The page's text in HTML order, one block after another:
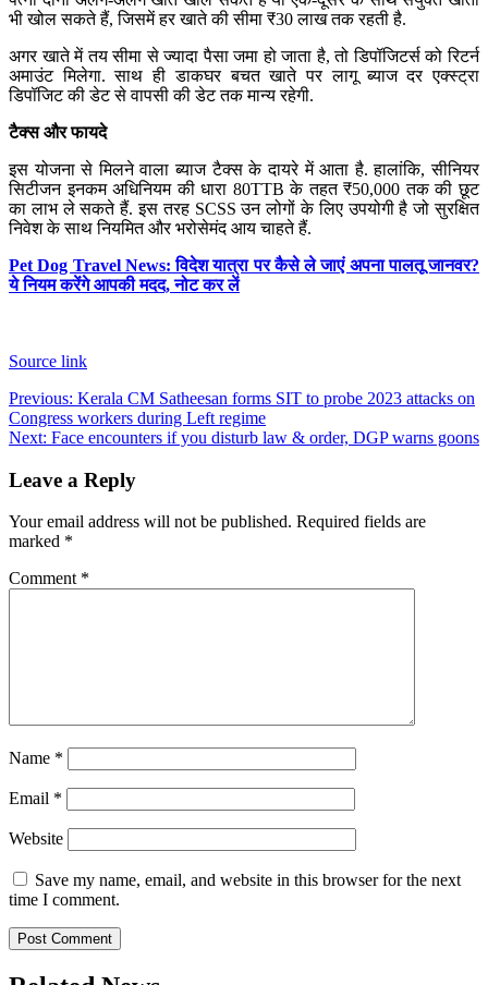
भी खोल सकते हैं, जिसमें हर खाते की सीमा ₹30 लाख तक रहती है.
अगर खाते में तय सीमा से ज्यादा पैसा जमा हो जाता है, तो डिपॉजिटर्स को रिटर्न
अमाउंट मिलेगा. साथ ही डाकघर बचत खाते पर लागू ब्याज दर एक्स्‍ट्रा
डिपॉजिट की डेट से वापसी की डेट तक मान्य रहेगी.
टैक्स और फायदे
इस योजना से मिलने वाला ब्याज टैक्स के दायरे में आता है. हालांकि, सीनियर
सिटीजन इनकम अधिनियम की धारा 80TTB के तहत ₹50,000 तक की छूट
का लाभ ले सकते हैं. इस तरह SCSS उन लोगों के लिए उपयोगी है जो सुरक्षित
निवेश के साथ नियमित और भरोसेमंद आय चाहते हैं.
Pet Dog Travel News: विदेश यात्रा पर कैसे ले जाएं अपना पालतू जानवर?
ये नियम करेंगे आपकी मदद, नोट कर लें
Source link
Post
navigation
Previous: Kerala CM Satheesan forms SIT to probe 2023 attacks on
Congress workers during Left regime
Next: Face encounters if you disturb law & order, DGP warns goons
Leave a Reply
Your email address will not be published. Required fields are
marked *
Comment *
Name *
Email *
Website
Save my name, email, and website in this browser for the next
time I comment.